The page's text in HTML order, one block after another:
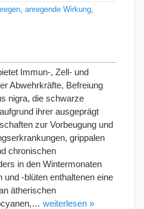
anregende Wirkung
Immun-, Zell- und
Abwehrkräfte, Befreiung
nigra, die schwarze
ihrer ausgeprägt
zur Vorbeugung und
grippalen
chronischen
in den Wintermonaten
und -blüten enthaltenen eine
ätherischen
weiterlesen »